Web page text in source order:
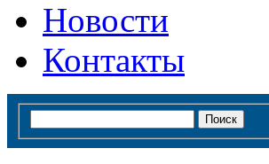
Новости
Контакты